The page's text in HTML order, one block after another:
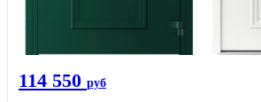
114 550 руб